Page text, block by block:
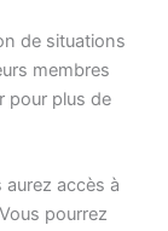
de situations
membres
pour plus de
aurez accès à
pourrez